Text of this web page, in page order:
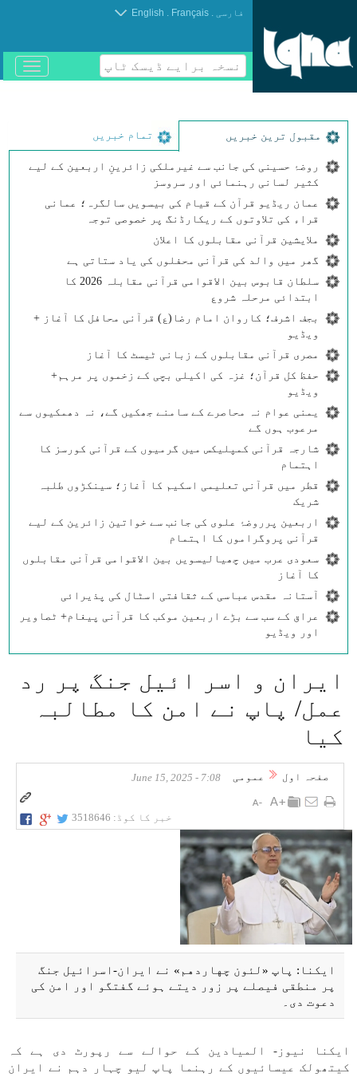
فارسی .
Français
.
English
نسخہ برایے ڈیسک ٹاپ
باز
و
مقبول ترین خبریں تمام خبریں
روضۂ حسینی کی جانب سے غیرملکی زائرینِ اربعین کے لیے
کثیر لسانی رہنمائی اور سروسز
عمان ریڈیو قرآن کے قیام کی بیسویں سالگرہ؛ عمانی
قراء کی تلاوتوں کے ریکارڈنگ پر خصوصی توجہ
ملایشین قرآنی مقابلوں کا اعلان
گھر میں والد کی قرآنی محفلوں کی یاد ستاتی ہے
سلطان قابوس بین الاقوامی قرآنی مقابلہ 2026 کا
ابتدائی مرحلہ شروع
بجف اشرف؛ کاروان امام رضا(ع) قرآنی محافل کا آغاز +
ویڈیو
مصری قرآنی مقابلوں کے زبانی ٹیسٹ کا آغاز
حفظ کل قرآن؛ غزہ کی اکیلی بچی کے زخموں پر مرہم+
ویڈیو
یمنی عوام نہ محاصرے کے سامنے جھکیں گے، نہ دھمکیوں سے
مرعوب ہوں گے
شارجہ قرآنی کمپلیکس میں گرمیوں کے قرآنی کورسز کا
اہتمام
قطر میں قرآنی تعلیمی اسکیم کا آغاز؛ سینکڑوں طلبہ
شریک
اربعین پرروضۂ علوی کی جانب سے خواتین زائرین کے لیے
قرآنی پروگراموں کا اہتمام
سعودی عرب میں چھیالیسویں بین الاقوامی قرآنی مقابلوں
کا آغاز
آستانہ مقدس عباسی کے ثقافتی اسٹال کی پذیرائی
عراق کے سب سے بڑے اربعین موکب کا قرآنی پیغام+ ٹصاویر
اور ویڈیو
ایران و اسر ائیل جنگ پر رد
عمل/ پاپ نے امن کا مطالبہ
کیا
صفحہ اول عمومی 7:08 - June 15, 2025
خبر کا کوڈ: 3518646
ایکنا: پاپ «لئون چهاردهم» نے ایران-اسرائیل جنگ
پر منطقی فیصلے پر زور دیتے ہوئے گفتگو اور امن کی
دعوت دی۔
ایکنا نیوز- المیادین کے حوالے سے رپورٹ دی ہے کہ
کیتھولک عیسائیوں کے رہنما پاپ لیو چہار دہم نے ایران